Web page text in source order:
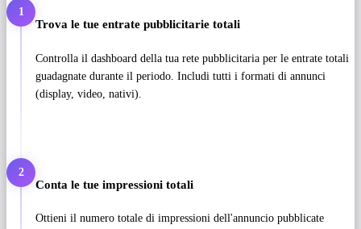
1
Trova le tue entrate pubblicitarie totali
Controlla il dashboard della tua rete pubblicitaria per le entrate totali
guadagnate durante il periodo. Includi tutti i formati di annunci
(display, video, nativi).
2
Conta le tue impressioni totali
Ottieni il numero totale di impressioni dell'annuncio pubblicate